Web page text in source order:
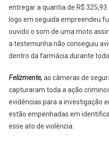
entregar a quantia de R$
logo em seguida empreendeu
ouvido o som de uma moto
a testemunha não conseguiu
dentro da farmácia durante
Felizmente, as câmeras de
capturaram toda a ação
evidências para a investigação
estão empenhadas em
esse ato de violência.